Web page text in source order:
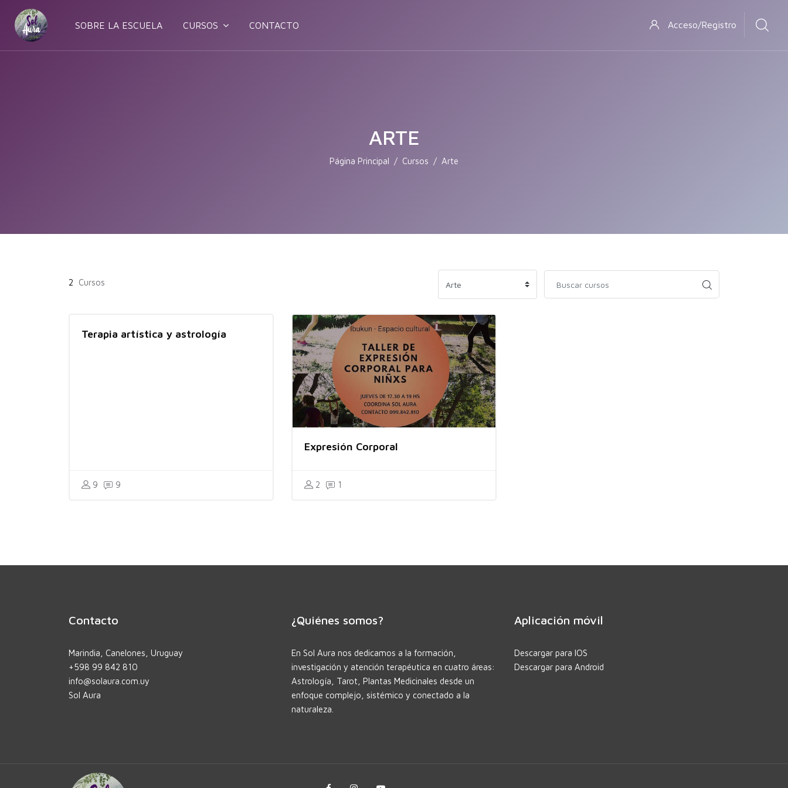
SOBRE LA ESCUELA CURSOS CONTACTO Acceso/Registro
ARTE
Página Principal Cursos Arte
2 Cursos
Terapia artística y astrología
9 9
Expresión Corporal
2 1
Contacto
Marindia, Canelones, Uruguay
+598 99 842 810
info@solaura.com.uy
Sol Aura
¿Quiénes somos?
En Sol Aura nos dedicamos a la formación,
investigación y atención terapéutica en cuatro áreas:
Astrología, Tarot, Plantas Medicinales desde un
enfoque complejo, sistémico y conectado a la
naturaleza.
Aplicación móvil
Descargar para IOS
Descargar para Android